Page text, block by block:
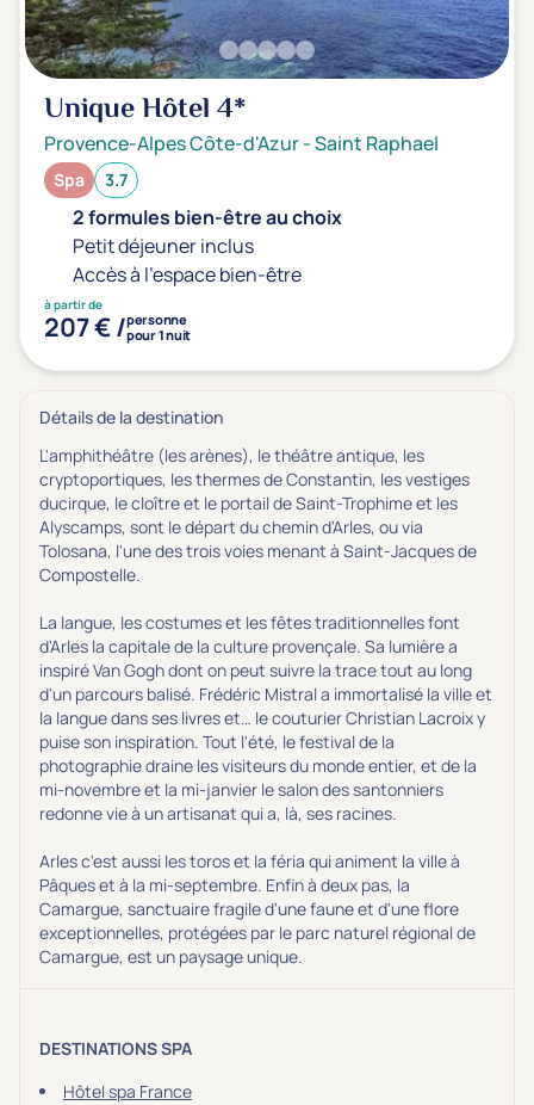
Unique Hôtel4*
Provence-Alpes Côte-d'Azur-Saint Raphael
Spa 3.7
2 formules bien-être au choix
Petit déjeuner inclus
Accès à l'espace bien-être
à partir de
207 € /personne
pour 1 nuit
Détails de la destination
L'amphithéâtre (les arènes), le théâtre antique, les
cryptoportiques, les thermes de Constantin, les vestiges
ducirque, le cloître et le portail de Saint-Trophime et les
Alyscamps, sont le départ du chemin d'Arles, ou via
Tolosana, l'une des trois voies menant à Saint-Jacques de
Compostelle.
La langue, les costumes et les fêtes traditionnelles font
d'Arles la capitale de la culture provençale. Sa lumière a
inspiré Van Gogh dont on peut suivre la trace tout au long
d'un parcours balisé. Frédéric Mistral a immortalisé la ville et
la langue dans ses livres et… le couturier Christian Lacroix y
puise son inspiration. Tout l'été, le festival de la
photographie draine les visiteurs du monde entier, et de la
mi-novembre et la mi-janvier le salon des santonniers
redonne vie à un artisanat qui a, là, ses racines.
Arles c'est aussi les toros et la féria qui animent la ville à
Pâques et à la mi-septembre. Enfin à deux pas, la
Camargue, sanctuaire fragile d'une faune et d'une flore
exceptionnelles, protégées par le parc naturel régional de
Camargue, est un paysage unique.
DESTINATIONS SPA
Hôtel spa France